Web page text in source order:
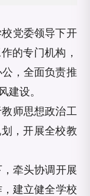
党委领导下开
的专门机构，
全面负责推
建设。
师思想政治工
，开展全校教
牵头协调开展
建立健全学校